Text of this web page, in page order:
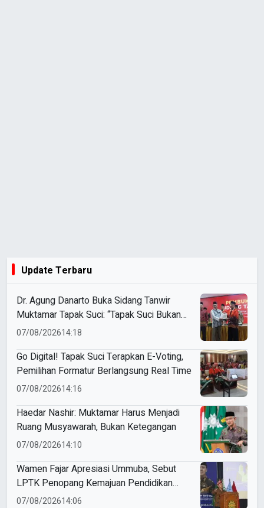
Update Terbaru
Dr. Agung Danarto Buka Sidang Tanwir
Muktamar Tapak Suci: “Tapak Suci Bukan
Organisasi Ko Ping Ho dan Dracin”
07/08/202614:18
Go Digital! Tapak Suci Terapkan E-Voting,
Pemilihan Formatur Berlangsung Real Time
07/08/202614:16
Haedar Nashir: Muktamar Harus Menjadi
Ruang Musyawarah, Bukan Ketegangan
07/08/202614:10
Wamen Fajar Apresiasi Ummuba, Sebut
LPTK Penopang Kemajuan Pendidikan
Indonesia
07/08/202614:06